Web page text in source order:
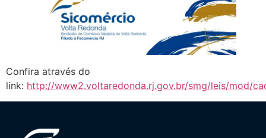
Confira através do
link: http://www2.voltaredonda.rj.gov.br/smg/leis/mod/